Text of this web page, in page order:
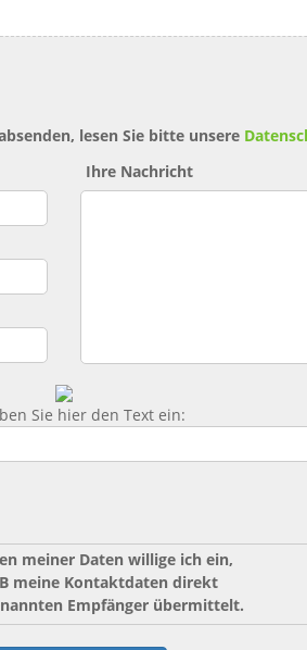
lesen Sie bitte unsere
Ihre Nachricht
Sie hier den Text ein:
meiner Daten willige ich ein,
meine Kontaktdaten direkt
Empfänger übermittelt.